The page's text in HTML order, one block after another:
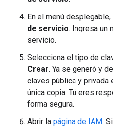
En el menú
de servicio. Ingresa un
servicio.
Selecciona el tipo de
Crear. Ya se generó y
claves pública y privada
única copia. Tú eres
forma segura.
Abrir la página de IAM.